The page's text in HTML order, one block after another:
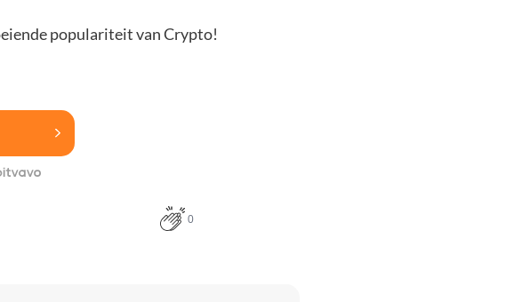
populariteit van Crypto!
0